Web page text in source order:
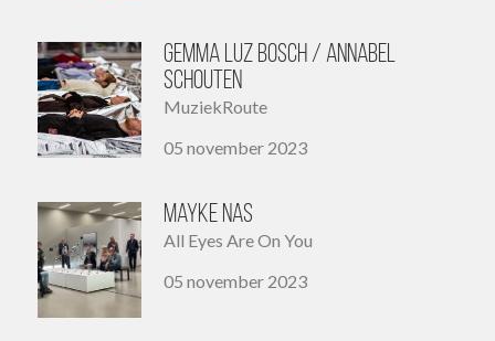
Gemma Luz Bosch / Annabel
Schouten
MuziekRoute
05 november 2023
Mayke Nas
All Eyes Are On You
05 november 2023